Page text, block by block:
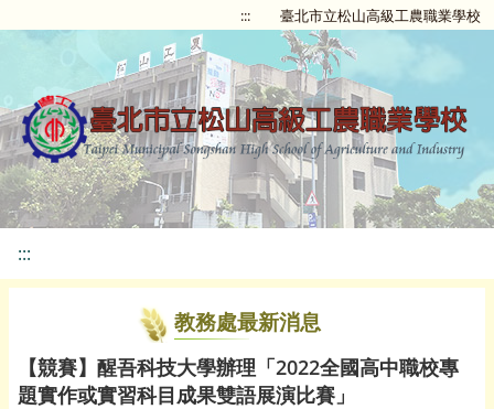
::: 臺北市立松山高級工農職業學校
:::
教務處最新消息
【競賽】醒吾科技大學辦理「2022全國高中職校專
題實作或實習科目成果雙語展演比賽」